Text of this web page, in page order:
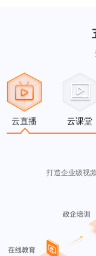
云直播 云课堂
打造企业级视